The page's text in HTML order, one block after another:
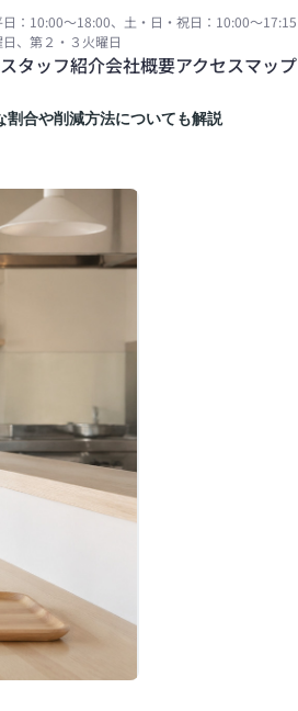
日：10:00～18:00、土・日・祝日：10:00～17:15
、第２・３火曜日
スタッフ紹介会社概要アクセスマップ
合や削減方法についても解説